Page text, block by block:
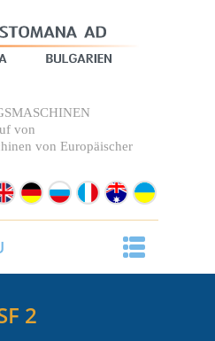
von
von Europäischer
2